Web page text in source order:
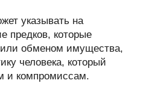
указывать на
предков, которые
обменом имущества,
человека, который
и компромиссам.